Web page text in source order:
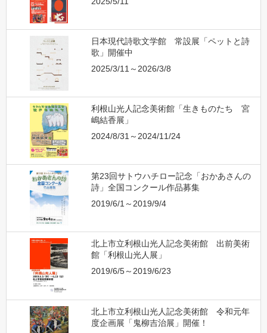
日本現代詩歌文学館 常設展「ペットと詩
歌」開催中
2025/3/11～2026/3/8
利根山光人記念美術館「生きものたち 宮
嶋結香展」
2024/8/31～2024/11/24
第23回サトウハチロー記念「おかあさんの
詩」全国コンクール作品募集
2019/6/1～2019/9/4
北上市立利根山光人記念美術館 出前美術
館「利根山光人展」
2019/6/5～2019/6/23
北上市立利根山光人記念美術館 令和元年
度企画展「鬼柳吉治展」開催！